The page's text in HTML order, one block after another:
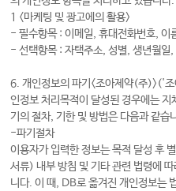
1 <마케팅 및 광고에의 활용>
- 필수항목 : 이메일, 휴대전화번호, 이
- 선택항목 : 자택주소, 성별, 생년월일
6. 개인정보의 파기 <조아제약(주)>('
인정보 처리목적이 달성된 경우에는
기의 절차, 기한 및 방법은 다음과 같습
-파기절차
이용자가 입력한 정보는 목적 달성 후
서류) 내부 방침 및 기타 관련 법령에
니다. 이 때, DB로 옮겨진 개인정보는